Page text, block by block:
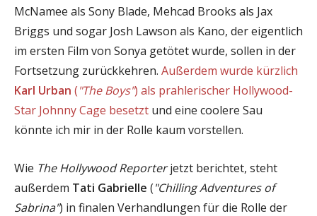
McNamee als Sony Blade, Mehcad Brooks als Jax
Briggs und sogar Josh Lawson als Kano, der eigentlich
im ersten Film von Sonya getötet wurde, sollen in der
Fortsetzung zurückkehren. Außerdem wurde kürzlich
Karl Urban ("The Boys") als prahlerischer Hollywood-
Star Johnny Cage besetzt und eine coolere Sau
könnte ich mir in der Rolle kaum vorstellen.
Wie The Hollywood Reporterjetzt berichtet, steht
außerdem Tati Gabrielle ("Chilling Adventures of
Sabrina") in finalen Verhandlungen für die Rolle der